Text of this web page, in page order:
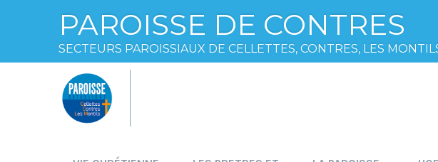
PAROISSE DE CONTRES
SECTEURS PAROISSIAUX DE CELLETTES, CONTRES, LES
contenu.
Aller
navigation
personnels